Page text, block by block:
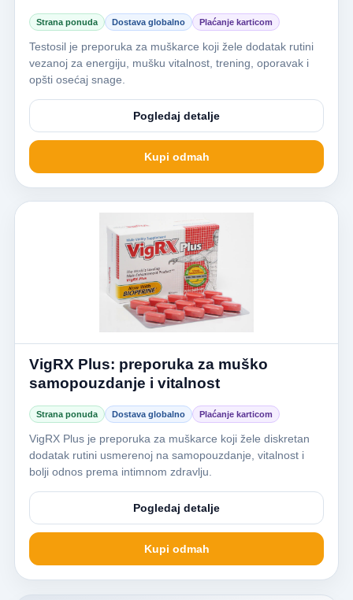
Strana ponuda Dostava globalno Plaćanje karticom
Testosil je preporuka za muškarce koji žele dodatak rutini
vezanoj za energiju, mušku vitalnost, trening, oporavak i
opšti osećaj snage.
Pogledaj detalje
Kupi odmah
VigRX Plus: preporuka za muško
samopouzdanje i vitalnost
Strana ponuda Dostava globalno Plaćanje karticom
VigRX Plus je preporuka za muškarce koji žele diskretan
dodatak rutini usmerenoj na samopouzdanje, vitalnost i
bolji odnos prema intimnom zdravlju.
Pogledaj detalje
Kupi odmah